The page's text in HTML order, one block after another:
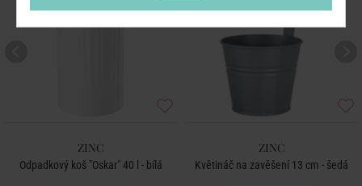
ZINC
Odpadkový koš "Oskar" 40 l - bílá
ZINC
Květináč na zavěšení 13 cm - šedá